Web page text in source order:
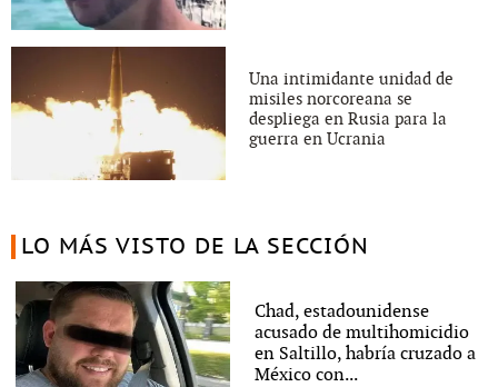
Una intimidante unidad de
misiles norcoreana se
despliega en Rusia para la
guerra en Ucrania
LO MÁS VISTO DE LA SECCIÓN
Chad, estadounidense
acusado de multihomicidio
en Saltillo, habría cruzado a
México con...